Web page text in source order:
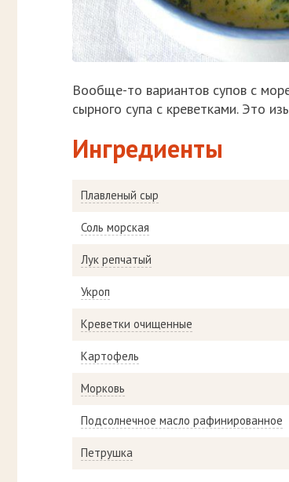
Вообще-то вариантов супов с
сырного супа с креветками. Это
Ингредиенты
Плавленый сыр
Соль морская
Лук репчатый
Укроп
Креветки очищенные
Картофель
Морковь
Подсолнечное масло рафинированное
Петрушка